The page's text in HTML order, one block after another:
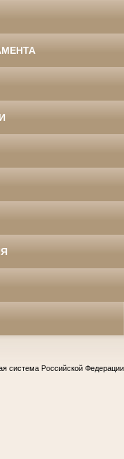
система Российской